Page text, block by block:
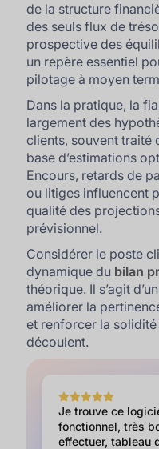
de la structure
des seuls flux de
prospective des
un repère essentiel
pilotage à moyen
Dans la pratique, la
largement des
clients, souvent traité
base d’estimations
Encours, retards de
ou litiges influencent
qualité des
prévisionnel.
Considérer le poste
dynamique du bilan
théorique. Il s’agit
améliorer la
et renforcer la
découlent.
Je trouve ce
fonctionnel, très
effectuer, tableau